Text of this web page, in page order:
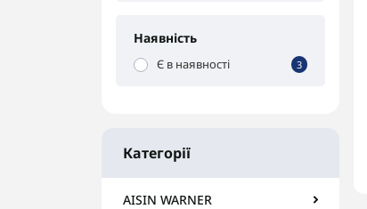
Наявність
Є в наявності 3
Категорії
AISIN WARNER